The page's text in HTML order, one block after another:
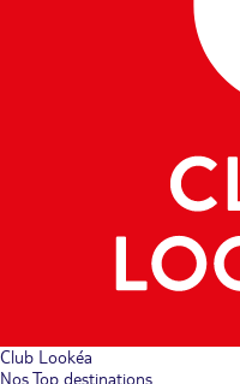
Club Lookéa
Nos Top destinations